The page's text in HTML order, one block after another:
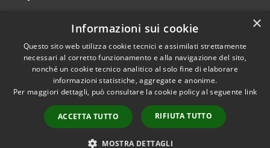
RSS
Accessibilità
Cookie
Mappa del sito
Feedback per non
Copyright © 2026 • Comune di
Isernia • Powered by
Municipium•Accesso
redazione
×
Informazioni sui cookie
Questo sito web utilizza cookie tecnici e assimilati strettamente
necessari al corretto funzionamento e alla navigazione del sito,
nonché un cookie tecnico analitico al solo fine di elaborare
informazioni statistiche, aggregate e anonime.
Per maggiori dettagli, può consultare la cookie policy al seguente link
ACCETTA TUTTO RIFIUTA TUTTO
MOSTRA DETTAGLI